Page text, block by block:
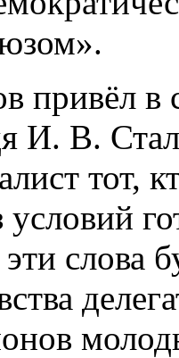
в
И. В.
тот,
условий
эти слова